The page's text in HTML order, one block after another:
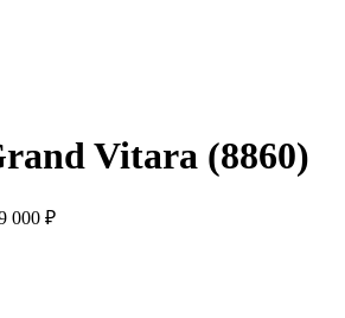
Vitara (8860)
000 ₽